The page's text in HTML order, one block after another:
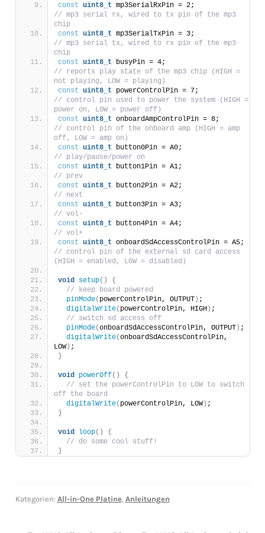
const uint8_t
// mp3 serial rx, wired to tx pin of the mp3
chip
const uint8_t
// mp3 serial tx, wired to rx pin of the mp3
chip
const uint8_t
// reports play state of the mp3 chip (HIGH =
not playing, LOW = playing)
const uint8_t
// control pin used to power the system (HIGH =
power on, LOW = power off)
const uint8_t
// control pin of the onboard amp (HIGH = amp
off, LOW = amp on)
const uint8_t
// play/pause/power on
const uint8_t
// prev
const uint8_t
// next
const uint8_t
// vol-
const uint8_t
// vol+
const uint8_t
// control pin of the external sd card access
(HIGH = enabled, LOW = disabled)
void setup()
{
// keep board powered
pinMode( powerControlPin, OUTPUT) ;
digitalWrite( powerControlPin, HIGH) ;
// switch sd access off
pinMode(onboardSdAccessControlPin, OUTPUT) ;
digitalWrite(onboardSdAccessControlPin,
LOW) ;
}
void powerOff()
{
// set the powerControlPin to LOW to switch
off the board
digitalWrite( powerControlPin, LOW) ;
}
void loop()
{
// do some cool stuff!
}
Kategorien: All-in-One Platine, Anleitungen